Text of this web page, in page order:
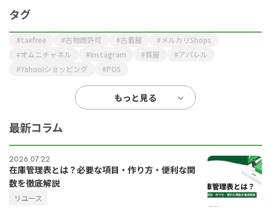
タグ
taxfree 古物商許可 古着屋
メルカリShops
オムニチャネル
Instagram 質屋
アパレル
Yahoo!ショッピング
POS
もっと見る
最新コラム
2026.07.22
在庫管理表とは？必要な項目・作り方・便利な関
数を徹底解説
リユース
forRetail小売業の方向けサービス
資料ダウンロードの一覧へ
forRetail小売業の方向けサービス
お問い合わせフォームへ